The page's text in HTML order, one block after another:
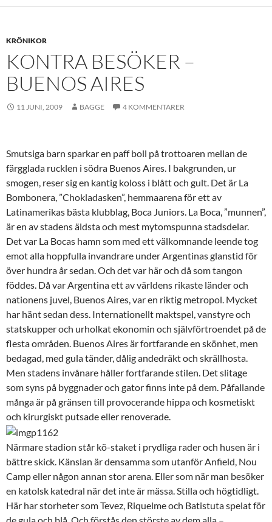
KRÖNIKOR
KONTRA BESÖKER –
BUENOS AIRES
11 JUNI, 2009 BAGGE 4 KOMMENTARER
Smutsiga barn sparkar en paff boll på trottoaren mellan de
färgglada rucklen i södra Buenos Aires. I bakgrunden, ur
smogen, reser sig en kantig koloss i blått och gult. Det är La
Bombonera, ”Chokladasken”, hemmaarena för ett av
Latinamerikas bästa klubblag, Boca Juniors. La Boca, ”munnen”,
är en av stadens äldsta och mest mytomspunna stadsdelar.
Det var La Bocas hamn som med ett välkomnande leende tog
emot alla hoppfulla invandrare under Argentinas glanstid för
över hundra år sedan. Och det var här och då som tangon
föddes. Då var Argentina ett av världens rikaste länder och
nationens juvel, Buenos Aires, var en riktig metropol. Mycket
har hänt sedan dess. Internationellt maktspel, vanstyre och
statskupper och urholkat ekonomin och självförtroendet på de
flesta områden. Buenos Aires är fortfarande en skönhet, men
bedagad, med gula tänder, dålig andedräkt och skrällhosta.
Men stadens invånare håller fortfarande stilen. Det slitage
som syns på byggnader och gator finns inte på dem. Påfallande
många är på gränsen till provocerande hippa och kosmetiskt
och kirurgiskt putsade eller renoverade.
Närmare stadion står kö-staket i prydliga rader och husen är i
bättre skick. Känslan är densamma som utanför Anfield, Nou
Camp eller någon annan stor arena. Eller som när man besöker
en katolsk katedral när det inte är mässa. Stilla och högtidligt.
Här har storheter som Tevez, Riquelme och Batistuta spelat för